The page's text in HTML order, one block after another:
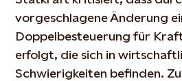
vorgeschlagene Änderung
Doppelbesteuerung für
erfolgt, die sich in
Schwierigkeiten befinden.